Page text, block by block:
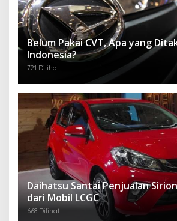
Belum Pakai CVT, Apa yang
Indonesia?
721 Dilihat
Daihatsu Santai Penjualan
dari Mobil LCGC
668 Dilihat